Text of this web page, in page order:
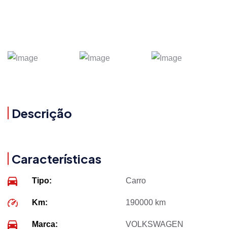
Descrição
Características
Tipo: Carro
Km: 190000 km
Marca: VOLKSWAGEN